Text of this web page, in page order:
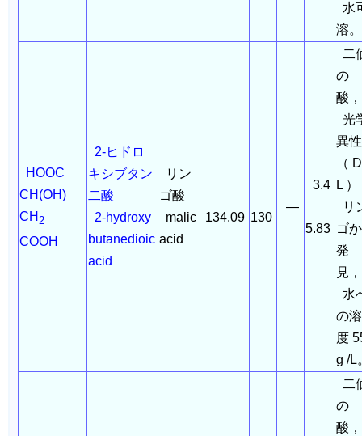
水
溶
HOOC
CH(OH)
CH 2
COOH
2-ヒドロ
キシブタン
二酸
2-hydroxy
butanedioic
acid
リン
ゴ酸
malic
acid
134.09 130
―
3.4
5.83
二
の
酸
光
異
（
L
リ
ゴ
発
見
水
の
度
g /L
二
の
酸